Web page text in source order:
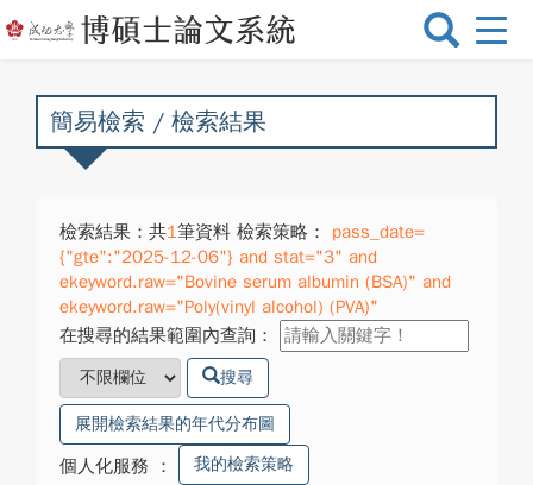
選
換
簡易檢索 / 檢索結果
檢索結果：共1筆資料 檢索策略：
pass_date=
{"gte":"2025-12-06"} and stat="3" and
ekeyword.raw="Bovine serum albumin (BSA)" and
ekeyword.raw="Poly(vinyl alcohol) (PVA)"
在搜尋的結果範圍內查詢：
搜尋
展開檢索結果的年代分布圖
個人化服務 ： 我的檢索策略